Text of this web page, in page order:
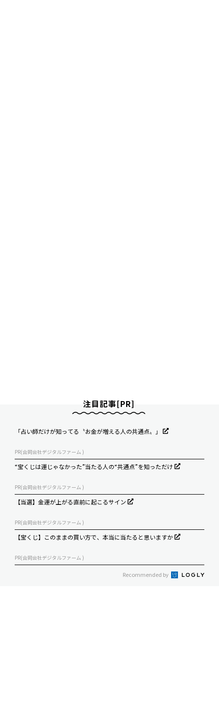
注目記事[PR]
「占い師だけが知ってる〝お金が増える人の共通点〟」
PR(合同会社デジタルファーム )
“宝くじは運じゃなかった”当たる人の“共通点”を知っただけ
PR(合同会社デジタルファーム )
【当選】金運が上がる直前に起こるサイン
PR(合同会社デジタルファーム )
【宝くじ】このままの買い方で、本当に当たると思いますか
PR(合同会社デジタルファーム )
Recommended by